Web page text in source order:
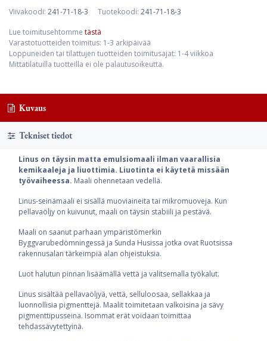
Viivakoodi: 241-71-18-3 Tuotekoodi: 241-71-18-3
Lue toimitusehtomme tästä
Varastotuotteiden toimitus: 1-3 arkipäivää
Loppuneiden tai tilattujen tuotteiden toimitusajat: 1-4 viikkoa
Mittatilatuilla tuotteilla ei ole palautusoikeutta.
Kuvaus
Tekniset tiedot
Linus on täysin matta emulsiomaali ilman vaarallisia
kemikaaleja ja liuottimia. Liuotinta ei käytetä missään
työvaiheessa. Maali ohennetaan vedellä.
Linus-seinämaali ei sisällä muoviaineita tai mikromuoveja. Kun
pellavaöljy on kuivunut, maali on täysin stabiili ja pestävä.
Maali on saanut parhaan ympäristömerkin
Byggvarubedömningessä ja Sunda Husissa jotka ovat Ruotsissa
rakennusalan tärkeimpiä alan ohjeistuksia.
Luot halutun pinnan lisäämällä vettä ja valitsemalla työkalut.
Linus sisältää pellavaöljyä, vettä, selluloosaa, sellakkaa ja
luonnollisia pigmenttejä. Maalit toimitetaan valkoisina ja sävy
pigmenttipusseina. Isommat erät voidaan toimittaa
tehdassävytettyinä.